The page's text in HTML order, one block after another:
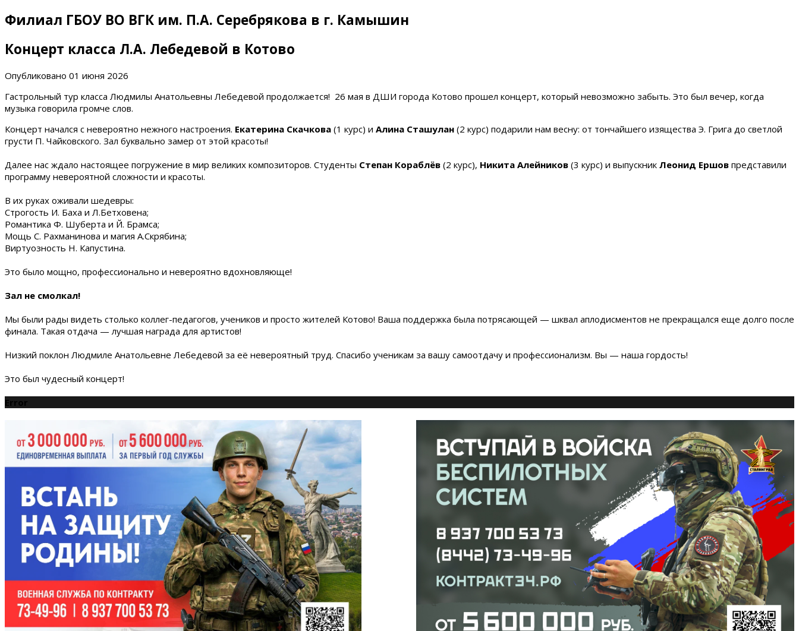
Филиал ГБОУ ВО ВГК им. П.А. Серебрякова в г. Камышин
Концерт класса Л.А. Лебедевой в Котово
Опубликовано 01 июня 2026
Гастрольный тур класса Людмилы Анатольевны Лебедевой продолжается! 26 мая в ДШИ города Котово прошел концерт, который невозможно забыть. Это был вечер, когда
музыка говорила громче слов.
Концерт начался с невероятно нежного настроения. Екатерина Скачкова (1 курс) и Алина Сташулан (2 курс) подарили нам весну: от тончайшего изящества Э. Грига до светлой
грусти П. Чайковского. Зал буквально замер от этой красоты!
Далее нас ждало настоящее погружение в мир великих композиторов. Студенты Степан Кораблёв (2 курс), Никита Алейников (3 курс) и выпускник Леонид Ершов представили
программу невероятной сложности и красоты.
В их руках оживали шедевры:
Строгость И. Баха и Л.Бетховена;
Романтика Ф. Шуберта и Й. Брамса;
Мощь С. Рахманинова и магия А.Скрябина;
Виртуозность Н. Капустина.
Это было мощно, профессионально и невероятно вдохновляюще!
Зал не смолкал!
Мы были рады видеть столько коллег-педагогов, учеников и просто жителей Котово! Ваша поддержка была потрясающей — шквал аплодисментов не прекращался еще долго после
финала. Такая отдача — лучшая награда для артистов!
Низкий поклон Людмиле Анатольевне Лебедевой за её невероятный труд. Спасибо ученикам за вашу самоотдачу и профессионализм. Вы — наша гордость!
Это был чудесный концерт!
Error